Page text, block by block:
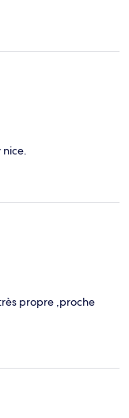
nice.
propre ,proche